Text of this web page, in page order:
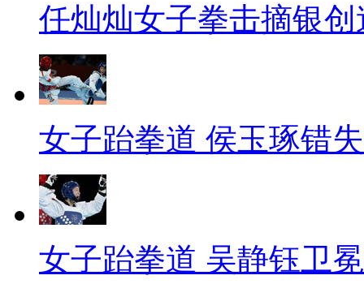
任灿灿女子拳击摘银
女子跆拳道 侯玉琢错
女子跆拳道 吴静钰卫冕